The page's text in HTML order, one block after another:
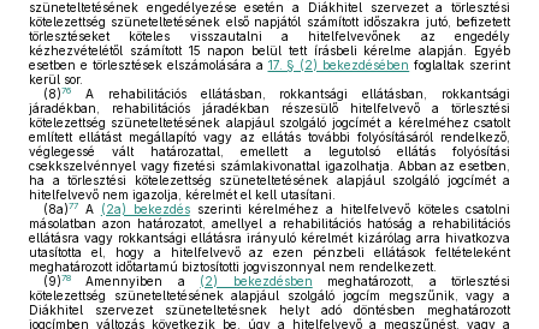
szüneteltetésének engedélyezése esetén a Diákhitel szervezet a törlesztési
kötelezettség szüneteltetésének első napjától számított időszakra jutó, befizetett
törlesztéseket köteles visszautalni a hitelfelvevőnek az engedély
kézhezvételétől számított 15 napon belül tett írásbeli kérelme alapján. Egyéb
esetben e törlesztések elszámolására a 17. § (2) bekezdésében foglaltak szerint
kerül sor.
(8)76
A rehabilitációs ellátásban, rokkantsági ellátásban, rokkantsági
járadékban, rehabilitációs járadékban részesülő hitelfelvevő a törlesztési
kötelezettség szüneteltetésének alapjául szolgáló jogcímét a kérelméhez csatolt
említett ellátást megállapító vagy az ellátás további folyósításáról rendelkező,
véglegessé vált határozattal, emellett a legutolsó ellátás folyósítási
csekkszelvénnyel vagy fizetési számlakivonattal igazolhatja. Abban az esetben,
ha a törlesztési kötelezettség szüneteltetésének alapjául szolgáló jogcímét a
hitelfelvevő nem igazolja, kérelmét el kell utasítani.
(8a)77 A (2a) bekezdésszerinti kérelméhez a hitelfelvevő köteles csatolni
másolatban azon határozatot, amellyel a rehabilitációs hatóság a rehabilitációs
ellátásra vagy rokkantsági ellátásra irányuló kérelmét kizárólag arra hivatkozva
utasította el, hogy a hitelfelvevő az ezen pénzbeli ellátások feltételeként
meghatározott időtartamú biztosítotti jogviszonnyal nem rendelkezett.
(9)78 Amennyiben a (2) bekezdésben meghatározott, a törlesztési
kötelezettség szüneteltetésének alapjául szolgáló jogcím megszűnik, vagy a
Diákhitel szervezet szüneteltetésnek helyt adó döntésben meghatározott
jogcímben változás következik be, úgy a hitelfelvevő a megszűnést, vagy a